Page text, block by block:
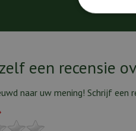
een recensie
naar uw mening! Schrijf een